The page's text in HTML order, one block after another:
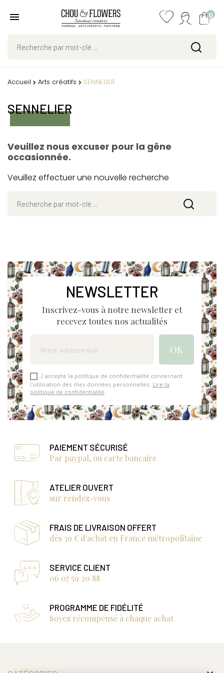
0
Accueil Arts créatifs SENNELIER
SENNELIER
Veuillez nous excuser pour la gêne
occasionnée.
Veuillez effectuer une nouvelle recherche
NEWSLETTER
Inscrivez-vous à notre newsletter et
recevez toutes nos actualités
J'accepte la politique de confidentialité concernant
l'utilisation des mes données personnelles. Lire la
politique de confidentialité
PAIEMENT SÉCURISÉ
Par paypal, ou carte bancaire
ATELIER OUVERT
sur rendez-vous
FRAIS DE LIVRAISON OFFERT
dès 39 € d'achat en France métropolitaine
SERVICE CLIENT
06 07 59 20 88
PROGRAMME DE FIDÉLITÉ
Soyez récompensé à chaque achat